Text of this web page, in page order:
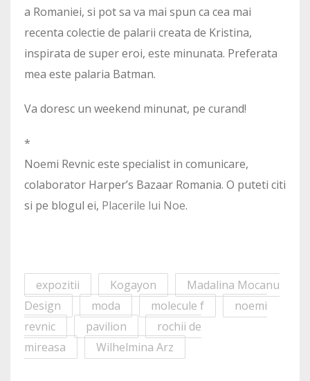
a Romaniei, si pot sa va mai spun ca cea mai
recenta colectie de palarii creata de Kristina,
inspirata de super eroi, este minunata. Preferata
mea este palaria Batman.
Va doresc un weekend minunat, pe curand!
*
Noemi Revnic este specialist in comunicare,
colaborator Harper’s Bazaar Romania. O puteti citi
si pe blogul ei, Placerile lui Noe.
expozitii Kogayon
Madalina Mocanu
Design
moda molecule f
noemi
revnic
pavilion
rochii de
mireasa
Wilhelmina Arz